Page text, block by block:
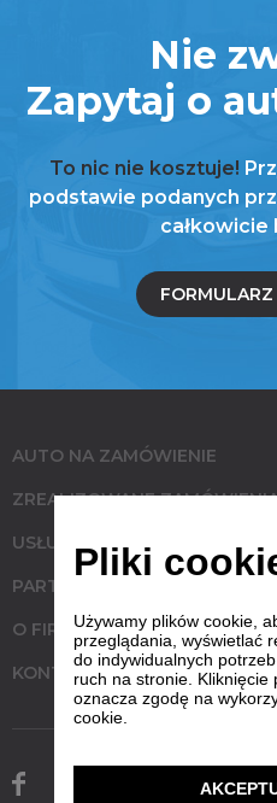
Nie
Zapytaj o
To nic nie kosztuje!
podstawie podanych
całkowicie
AUTO NA ZAMÓWIENIE
ZREALIZOWANE
USŁUGI
PARTNERZY
O FIRMIE
KONTAKT
Pliki
Używamy plików cookie,
przeglądania, wyświetlać
do indywidualnych
ruch na stronie. Kliknięcie
oznacza zgodę na
cookie.